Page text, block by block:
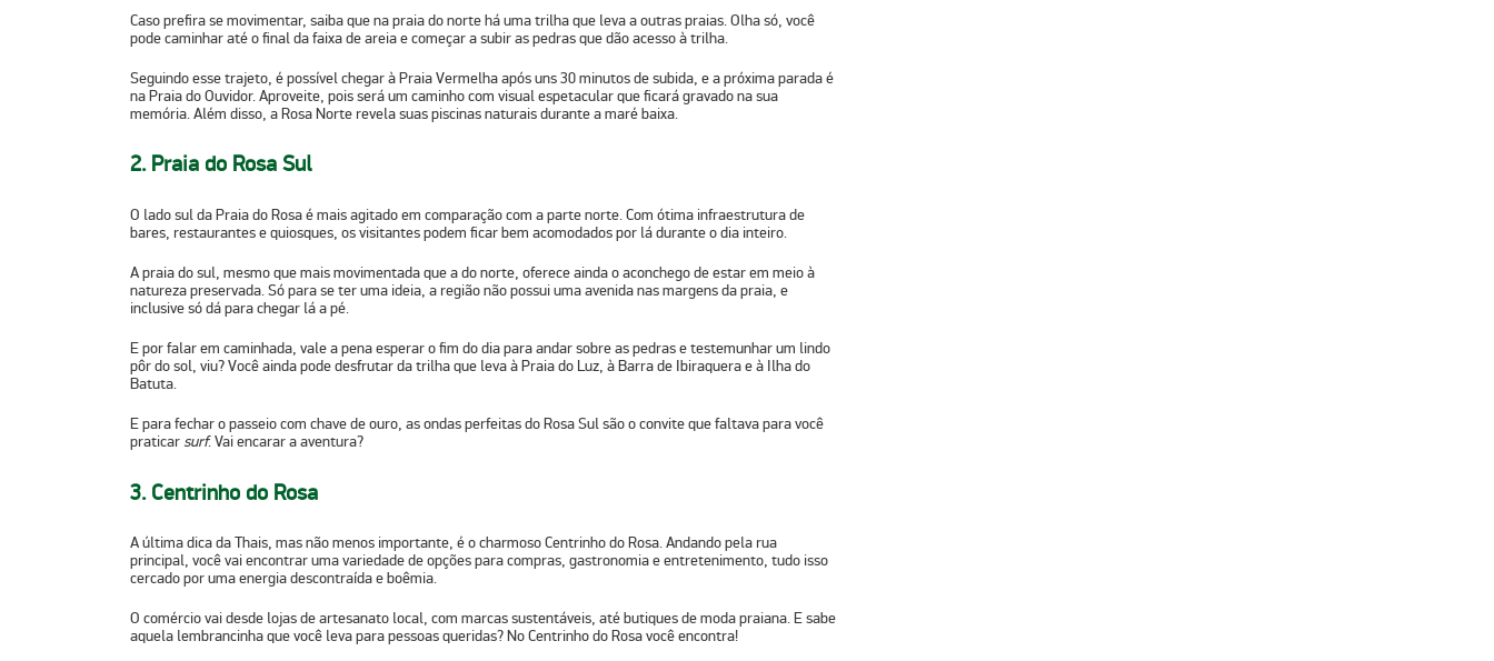
Caso prefira se movimentar, saiba que na praia do norte há umatrilha que leva a outras praias. Olha só, você
pode caminhar até o final da faixa de areia e começar a subir as pedras que dão acesso à trilha.
Seguindo esse trajeto, é possível chegar àPraia Vermelhaapós uns 30 minutos de subida, e a próxima parada é
naPraia do Ouvidor. Aproveite, pois será um caminho com visual espetacular que ficará gravado na sua
memória. Além disso, a Rosa Norte revela suas piscinas naturais durante a maré baixa.
2. Praia do Rosa Sul
O lado sul da Praia do Rosa é mais agitado em comparação com a parte norte. Com ótima infraestruturade
bares, restaurantes e quiosques, os visitantes podem ficar bem acomodados por lá durante o dia inteiro.
A praia do sul, mesmo que mais movimentada que a do norte, oferece ainda o aconchego de estar em meio à
natureza preservada. Só para se ter uma ideia, a região não possui uma avenida nas margens da praia, e
inclusive só dá para chegar lá a pé.
E por falar em caminhada, vale a pena esperar o fim do dia para andar sobre as pedras e testemunhar um lindo
pôr do sol, viu? Você ainda pode desfrutar da trilha que leva àPraia do Luz, àBarra de Ibiraquerae à Ilha do
Batuta.
E para fechar o passeio com chave de ouro, as ondas perfeitas do Rosa Sul são o convite que faltava para você
praticar surf. Vai encarar a aventura?
3. Centrinho do Rosa
A última dica da Thais, mas não menos importante, é o charmoso Centrinho do Rosa. Andando pela rua
principal, você vai encontrar umavariedade de opções para compras, gastronomia e entretenimento, tudo isso
cercado por uma energia descontraída e boêmia.
O comércio vai desde lojas de artesanato local, com marcas sustentáveis, até butiques de moda praiana. E sabe
aquela lembrancinha que você leva para pessoas queridas? No Centrinho do Rosa você encontra!